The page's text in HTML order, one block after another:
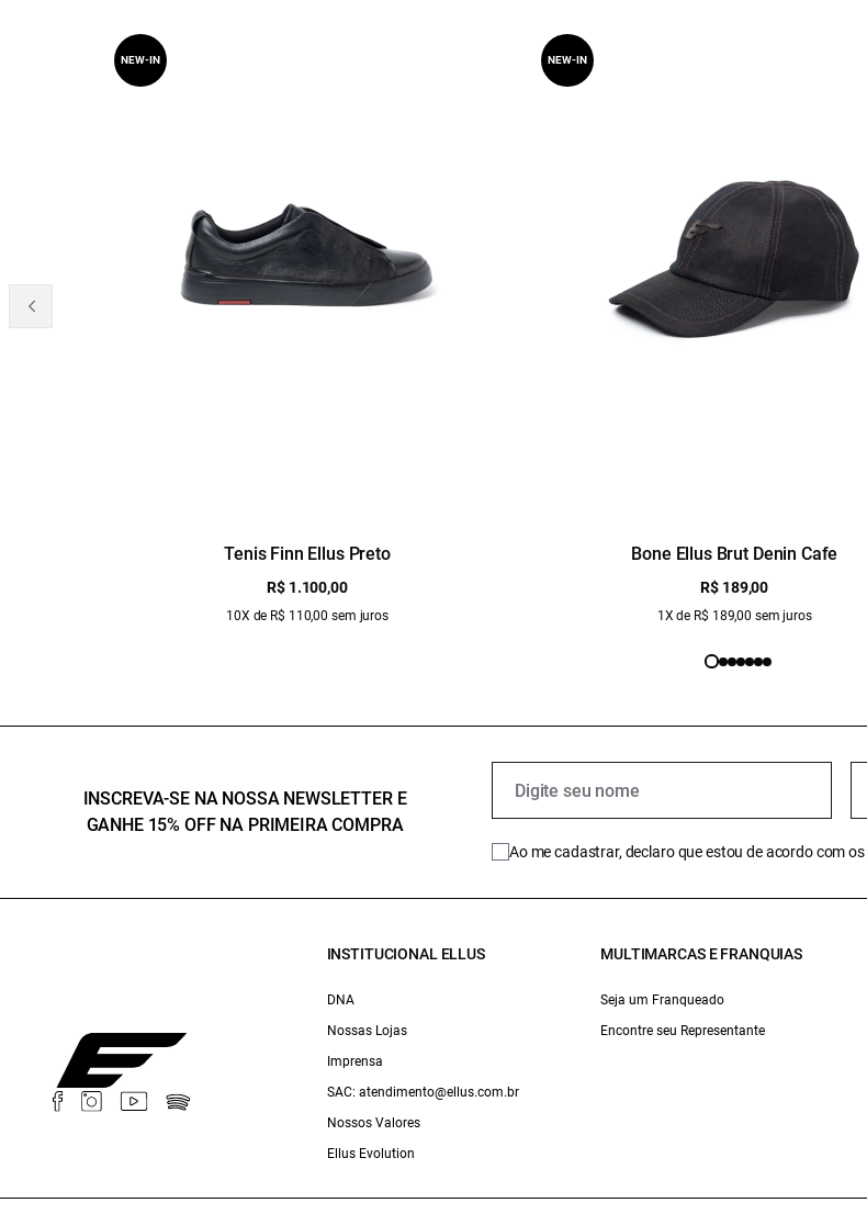
Tenis Finn Ellus Preto
R$ 1.100,00
10X de R$ 110,00 sem juros
NEW-IN
Bone Ellus Brut Denin Cafe
R$ 189,00
1X de R$ 189,00 sem juros
NEW-IN
INSCREVA-SE NA NOSSA NEWSLETTER E
GANHE 15% OFF NA PRIMEIRA COMPRA
Ao me cadastrar, declaro que estou de acordo com os
INSTITUCIONAL ELLUS
DNA
Nossas Lojas
Imprensa
SAC: atendimento@ellus.com.br
Nossos Valores
Ellus Evolution
MULTIMARCAS E FRANQUIAS
Seja um Franqueado
Encontre seu Representante